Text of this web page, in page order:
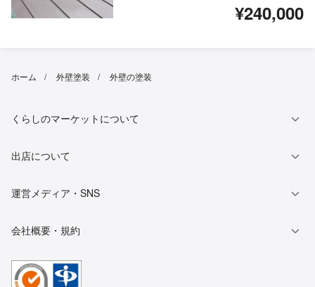
¥240,000
ホーム 外壁塗装 外壁の塗装
くらしのマーケットについて
出店について
運営メディア・SNS
会社概要・規約